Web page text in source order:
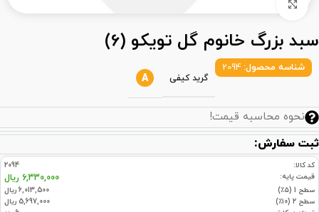
سبد بزرگ خانوم گل تویکو (6)
شناسه محصول: 2094
گرید کیفی A
نحوه محاسبه قیمت!
ثبت سفارش:
کد کالا:
2094
قیمت پایه:
6,330,000 ریال
سطح 1 (۵٪)
6,013,500 ریال
سطح 2 (۱۰٪)
5,697,000 ریال